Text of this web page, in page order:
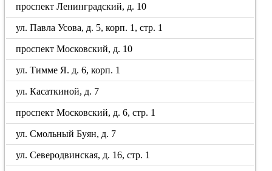
проспект Ленинградский, д. 10
ул. Павла Усова, д. 5, корп. 1, стр. 1
проспект Московский, д. 10
ул. Тимме Я. д. 6, корп. 1
ул. Касаткиной, д. 7
проспект Московский, д. 6, стр. 1
ул. Смольный Буян, д. 7
ул. Северодвинская, д. 16, стр. 1